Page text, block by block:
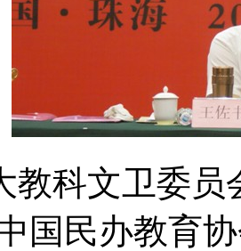
教科文卫委
国民办教育